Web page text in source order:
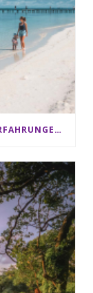
CLUB MED KANI MALEDIVEN: UNSERE ERFAHRUNGEN IM ALL-INCLUSIVE PARADIES